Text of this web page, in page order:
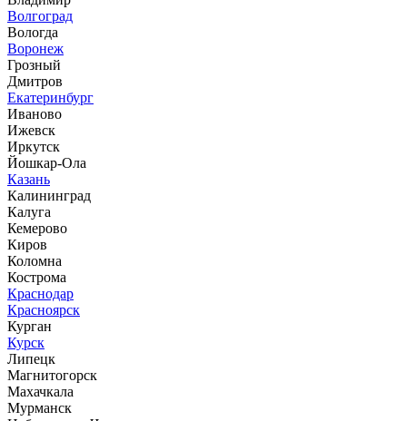
Волгоград
Вологда
Воронеж
Грозный
Дмитров
Екатеринбург
Иваново
Ижевск
Иркутск
Йошкар-Ола
Казань
Калининград
Калуга
Кемерово
Киров
Коломна
Кострома
Краснодар
Красноярск
Курган
Курск
Липецк
Магнитогорск
Махачкала
Мурманск